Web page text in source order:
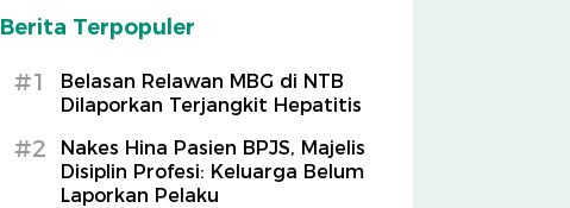
Berita Terpopuler
#1
Belasan Relawan MBG di NTB
Dilaporkan Terjangkit Hepatitis
#2
Nakes Hina Pasien BPJS, Majelis
Disiplin Profesi: Keluarga Belum
Laporkan Pelaku